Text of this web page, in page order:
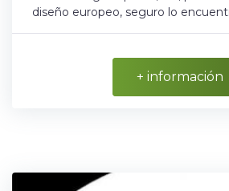
diseño europeo, seguro lo
+ información